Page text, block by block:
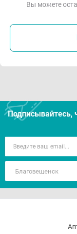
Вы можете
Подписывайтесь,